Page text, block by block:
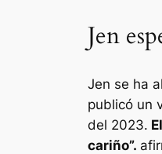
Jen
Jen se ha
publicó un
del 2023. El
cariño”.